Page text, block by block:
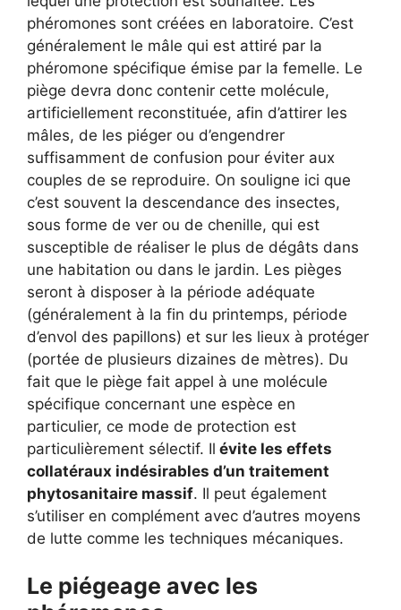
phéromones sont créées en laboratoire. C’est
généralement le mâle qui est attiré par la
phéromone spécifique émise par la femelle. Le
piège devra donc contenir cette molécule,
artificiellement reconstituée, afin d’attirer les
mâles, de les piéger ou d’engendrer
suffisamment de confusion pour éviter aux
couples de se reproduire. On souligne ici que
c’est souvent la descendance des insectes,
sous forme de ver ou de chenille, qui est
susceptible de réaliser le plus de dégâts dans
une habitation ou dans le jardin. Les pièges
seront à disposer à la période adéquate
(généralement à la fin du printemps, période
d’envol des papillons) et sur les lieux à protéger
(portée de plusieurs dizaines de mètres). Du
fait que le piège fait appel à une molécule
spécifique concernant une espèce en
particulier, ce mode de protection est
particulièrement sélectif. Il évite les effets
collatéraux indésirables d’un traitement
phytosanitaire massif. Il peut également
s’utiliser en complément avec d’autres moyens
de lutte comme les techniques mécaniques.
Le piégeage avec les